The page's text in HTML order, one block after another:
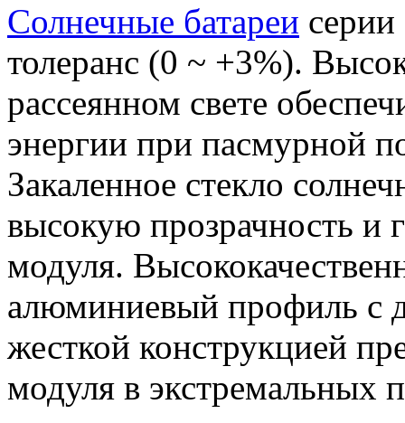
Солнечные батареи
толеранс (0 ~ +3%).
рассеянном свете
энергии при пасмурной
Закаленное стекло
высокую прозрачность
модуля.
алюминиевый профиль с
жесткой конструкцией
модуля в экстремальных